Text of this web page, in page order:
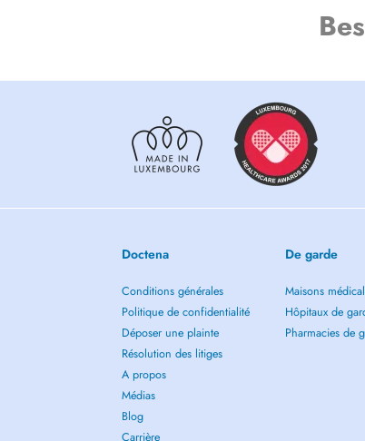
Doctena
Conditions générales
Politique de confidentialité
Déposer une plainte
Résolution des litiges
A propos
Médias
Blog
Carrière
De garde
Maisons
Hôpitaux de
Pharmacies de